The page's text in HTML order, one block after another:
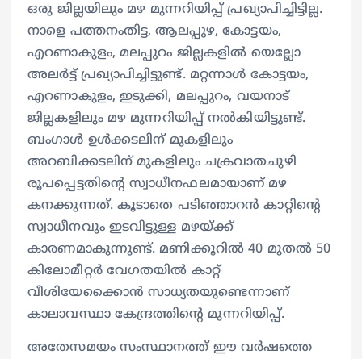
ഒരു ജില്ലയിലും മഴ മുന്നറിയിപ്പ് പ്രഖ്യാപിച്ചിട്ടില്ല.
നാളെ പത്തനംതിട്ട, ആലപ്പുഴ, കോട്ടയം,
എറണാകുളം, മലപ്പുറം ജില്ലകളിൽ യെല്ലോ
അലർട്ട് പ്രഖ്യാപിച്ചിട്ടുണ്ട്. മറ്റന്നാൾ കോട്ടയം,
എറണാകുളം, ഇടുക്കി, മലപ്പുറം, വയനാട്
ജില്ലകളിലും മഴ മുന്നറിയിപ്പ് നൽകിയിട്ടുണ്ട്.
ബംഗാൾ ഉൾക്കടലിന് മുകളിലും
അറബിക്കടലിന് മുകളിലും ചക്രവാതചുഴി
രൂപപ്പെട്ടതിന്റെ സ്വാധീനഫലമായാണ് മഴ
കനക്കുന്നത്. കൂടാതെ പടിഞ്ഞാറൻ കാറ്റിന്റെ
സ്വാധീനവും ഇടവിട്ടുള്ള മഴയ്ക്ക്
കാരണമാകുന്നുണ്ട്. മണിക്കൂറിൽ 40 മുതൽ 50
കിലോമീറ്റർ വേഗതയിൽ കാറ്റ്
വീശിയേക്കൈാൻ സാധ്യതയുണ്ടെന്നാണ്
കാലാവസ്ഥാ കേന്ദ്രത്തിന്റെ മുന്നറിയിപ്പ്.
അതേസമയം സംസ്ഥാനത്ത് ഈ വർഷത്തെ